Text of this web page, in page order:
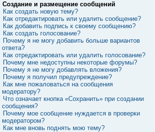
Создание и размещение сообщений
Как создать новую тему?
Как отредактировать или удалить сообщение?
Как добавить подпись к своему сообщению?
Как создать голосование?
Почему я не могу добавить больше вариантов
ответа?
Как отредактировать или удалить голосование?
Почему мне недоступны некоторые форумы?
Почему я не могу добавлять вложения?
Почему я получил предупреждение?
Как мне пожаловаться на сообщения
модератору?
Что означает кнопка «Сохранить» при создании
сообщения?
Почему мое сообщение нуждается в проверки
модератором?
Как мне вновь поднять мою тему?